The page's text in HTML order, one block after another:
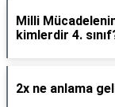
Milli
kimlerdir 4.
2x ne anlama